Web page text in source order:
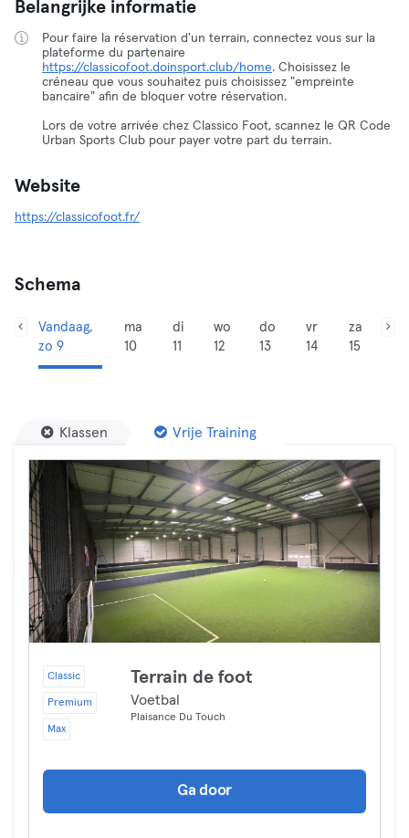
Belangrijke informatie
Pour faire la réservation d'un terrain, connectez vous sur la
plateforme du partenaire
https://classicofoot.doinsport.club/home. Choisissez le
créneau que vous souhaitez puis choisissez "empreinte
bancaire" afin de bloquer votre réservation.
Lors de votre arrivée chez Classico Foot, scannez le QR Code
Urban Sports Club pour payer votre part du terrain.
Website
https://classicofoot.fr/
Schema
Vandaag,
zo 9
ma
10
di
11
wo
12
do
13
vr
14
za
15
Klassen Vrije Training
Classic
Premium
Max
Terrain de foot
Voetbal
Plaisance Du Touch
Ga door